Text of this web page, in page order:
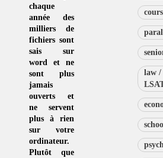
chaque
année des
milliers de
fichiers sont
sais sur
word et ne
sont plus
jamais
ouverts et
ne servent
plus à rien
sur votre
ordinateur.
Plutôt que
law /